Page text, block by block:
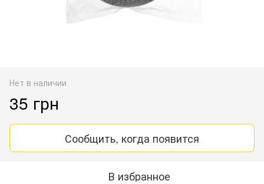
Нет в наличии
35 грн
Сообщить, когда появится
В избранное